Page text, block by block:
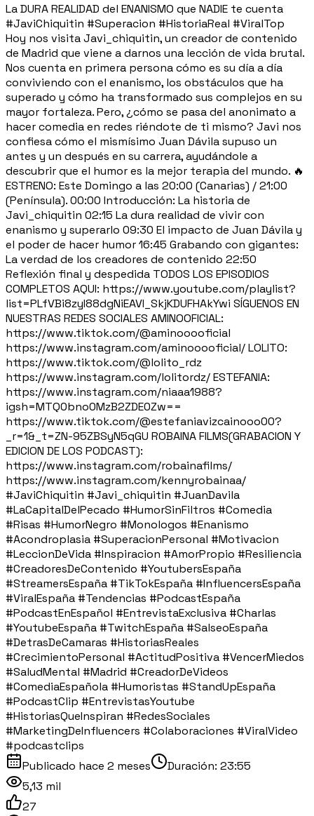
La DURA REALIDAD del ENANISMO que NADIE te cuenta
#JaviChiquitin #Superacion #HistoriaReal #ViralTop
Hoy nos visita Javi_chiquitin, un creador de contenido
de Madrid que viene a darnos una lección de vida brutal.
Nos cuenta en primera persona cómo es su día a día
conviviendo con el enanismo, los obstáculos que ha
superado y cómo ha transformado sus complejos en su
mayor fortaleza. Pero, ¿cómo se pasa del anonimato a
hacer comedia en redes riéndote de ti mismo? Javi nos
confiesa cómo el mismísimo Juan Dávila supuso un
antes y un después en su carrera, ayudándole a
descubrir que el humor es la mejor terapia del mundo. 🔥
ESTRENO: Este Domingo a las 20:00 (Canarias) / 21:00
(Península). 00:00 Introducción: La historia de
Javi_chiquitin 02:15 La dura realidad de vivir con
enanismo y superarlo 09:30 El impacto de Juan Dávila y
el poder de hacer humor 16:45 Grabando con gigantes:
La verdad de los creadores de contenido 22:50
Reflexión final y despedida TODOS LOS EPISODIOS
COMPLETOS AQUI: https://www.youtube.com/playlist?
list=PLfVBi8zyI88dgNiEAVI_SkjKDUFHAkYwi SÍGUENOS EN
NUESTRAS REDES SOCIALES AMINOOFICIAL:
https://www.tiktok.com/@aminooooficial
https://www.instagram.com/aminooooficial/ LOLITO:
https://www.tiktok.com/@lolito_rdz
https://www.instagram.com/lolitordz/ ESTEFANIA:
https://www.instagram.com/niaaa1988?
igsh=MTQ0bno0MzB2ZDE0Zw==
https://www.tiktok.com/@estefaniavizcainooo00?
_r=1&_t=ZN-95ZBSyN5qGU ROBAINA FILMS(GRABACION Y
EDICION DE LOS PODCAST):
https://www.instagram.com/robainafilms/
https://www.instagram.com/kennyrobainaa/
#JaviChiquitin #Javi_chiquitin #JuanDavila
#LaCapitalDelPecado #HumorSinFiltros #Comedia
#Risas #HumorNegro #Monologos #Enanismo
#Acondroplasia #SuperacionPersonal #Motivacion
#LeccionDeVida #Inspiracion #AmorPropio #Resiliencia
#CreadoresDeContenido #YoutubersEspaña
#StreamersEspaña #TikTokEspaña #InfluencersEspaña
#ViralEspaña #Tendencias #PodcastEspaña
#PodcastEnEspañol #EntrevistaExclusiva #Charlas
#YoutubeEspaña #TwitchEspaña #SalseoEspaña
#DetrasDeCamaras #HistoriasReales
#CrecimientoPersonal #ActitudPositiva #VencerMiedos
#SaludMental #Madrid #CreadorDeVideos
#ComediaEspañola #Humoristas #StandUpEspaña
#PodcastClip #EntrevistasYoutube
#HistoriasQueInspiran #RedesSociales
#MarketingDeInfluencers #Colaboraciones #ViralVideo
#podcastclips
Publicado hace 2 meses Duración: 23:55
5,13 mil
27